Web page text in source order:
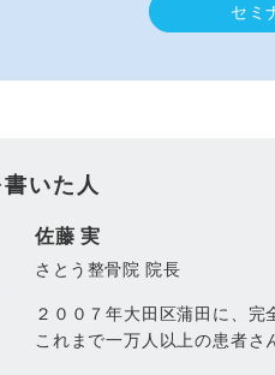
セミ
いた人
佐藤 実
さとう整骨院 院長
２００７年大田区蒲田に、完
これまで一万人以上の患者さ